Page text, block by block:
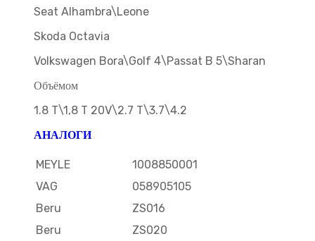
Seat Alhambra\Leone
Skoda Octavia
Volkswagen Bora\Golf 4\Passat B 5\Sharan
Объёмом
1.8 T\1,8 T 20V\2.7 T\3.7\4.2
АНАЛОГИ
MEYLE
1008850001
VAG
058905105
Beru
ZS016
Beru
ZS020